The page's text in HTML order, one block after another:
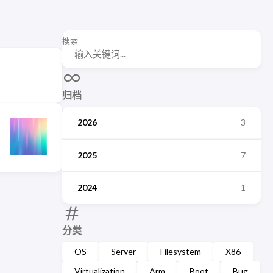
搜索
归档
2026 3
2025 7
2024 1
分类
OS Server Filesystem
X86
Virtualization
Arm Boot
Bug